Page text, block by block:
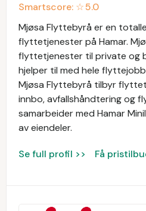
Smartscore: ☆5.0
Mjøsa Flyttebyrå er en
flyttetjenester på Hamar.
flyttetjenester til private og
hjelper til med hele
Mjøsa Flyttebyrå tilbyr
innbo, avfallshåndtering og
samarbeider med Hamar
av eiendeler.
Se full profil >> Få